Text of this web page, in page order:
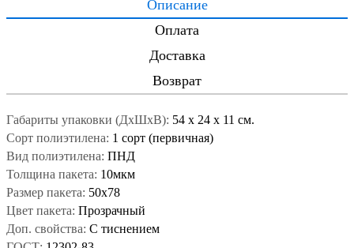
Описание
Оплата
Доставка
Возврат
Габариты упаковки (ДxШxВ): 54 x 24 x 11 см.
Сорт полиэтилена: 1 сорт (первичная)
Вид полиэтилена: ПНД
Толщина пакета: 10мкм
Размер пакета: 50x78
Цвет пакета: Прозрачный
Доп. свойства: С тиснением